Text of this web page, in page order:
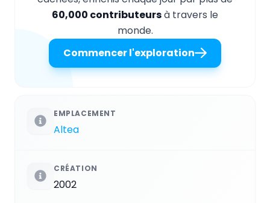
60,000 contributeursà travers le
monde.
Commencer l'exploration
EMPLACEMENT
Altea
CRÉATION
2002